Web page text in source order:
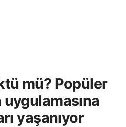
mü? Popüler
yaşanıyor